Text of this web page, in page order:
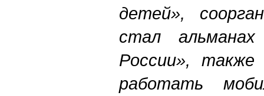
детей»,
стал
России»,
работать